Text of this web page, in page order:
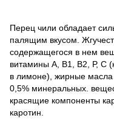
Перец чили обладает
палящим вкусом.
содержащегося в нем
витамины А, В1, В2, Р, С
в лимоне), жирные масла
0,5% минеральных.
красящие компоненты
каротин.